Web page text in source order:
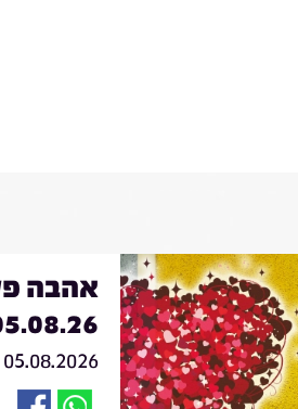
אהבה
05.08.2026